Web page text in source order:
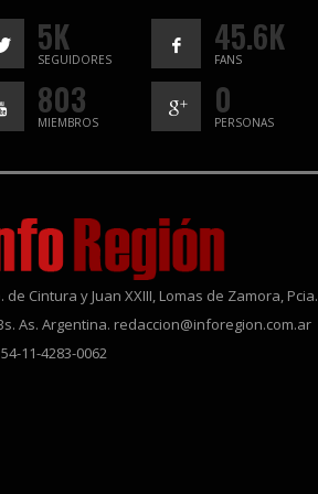
5K
SEGUIDORES
45.6K
FANS
803
MIEMBROS
0
PERSONAS
de Cintura y Juan XXIII, Lomas de Zamora, Pcia.
As. Argentina. redaccion@inforegion.com.ar
11-4283-0062